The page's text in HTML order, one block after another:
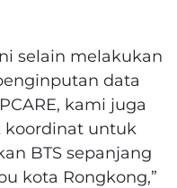
selain melakukan
data
kami juga
untuk
BTS sepanjang
kota Rongkong,”